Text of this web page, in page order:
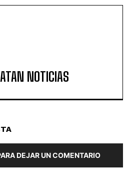
NOTICIAS
DEJAR UN COMENTARIO